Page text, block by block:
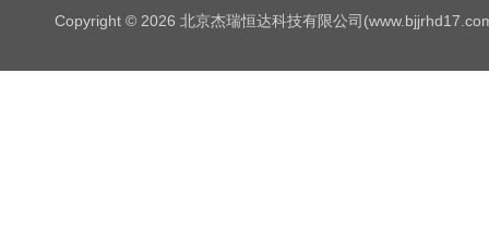
Copyright © 2026 北京杰瑞恒达科技有限公司